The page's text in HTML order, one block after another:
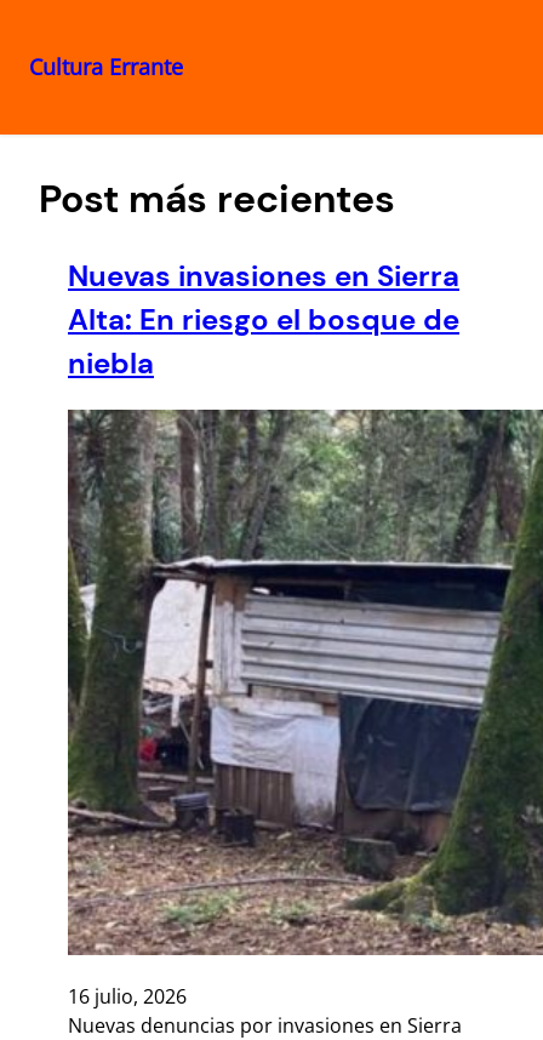
al
Cultura Errante
Post más recientes
Nuevas invasiones en Sierra
Alta: En riesgo el bosque de
niebla
16 julio, 2026
Nuevas denuncias por invasiones en Sierra